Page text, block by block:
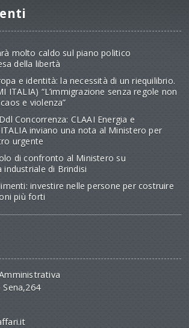
molto caldo sul piano politico
della libertà
e identità: la necessità di un riequilibrio.
ITALIA) “L’immigrazione senza regole non
e violenza”
Concorrenza: CLAAI Energia e
inviano una nota al Ministero per
urgente
di confronto al Ministero su
industriale di Brindisi
investire nelle persone per costruire
più forti